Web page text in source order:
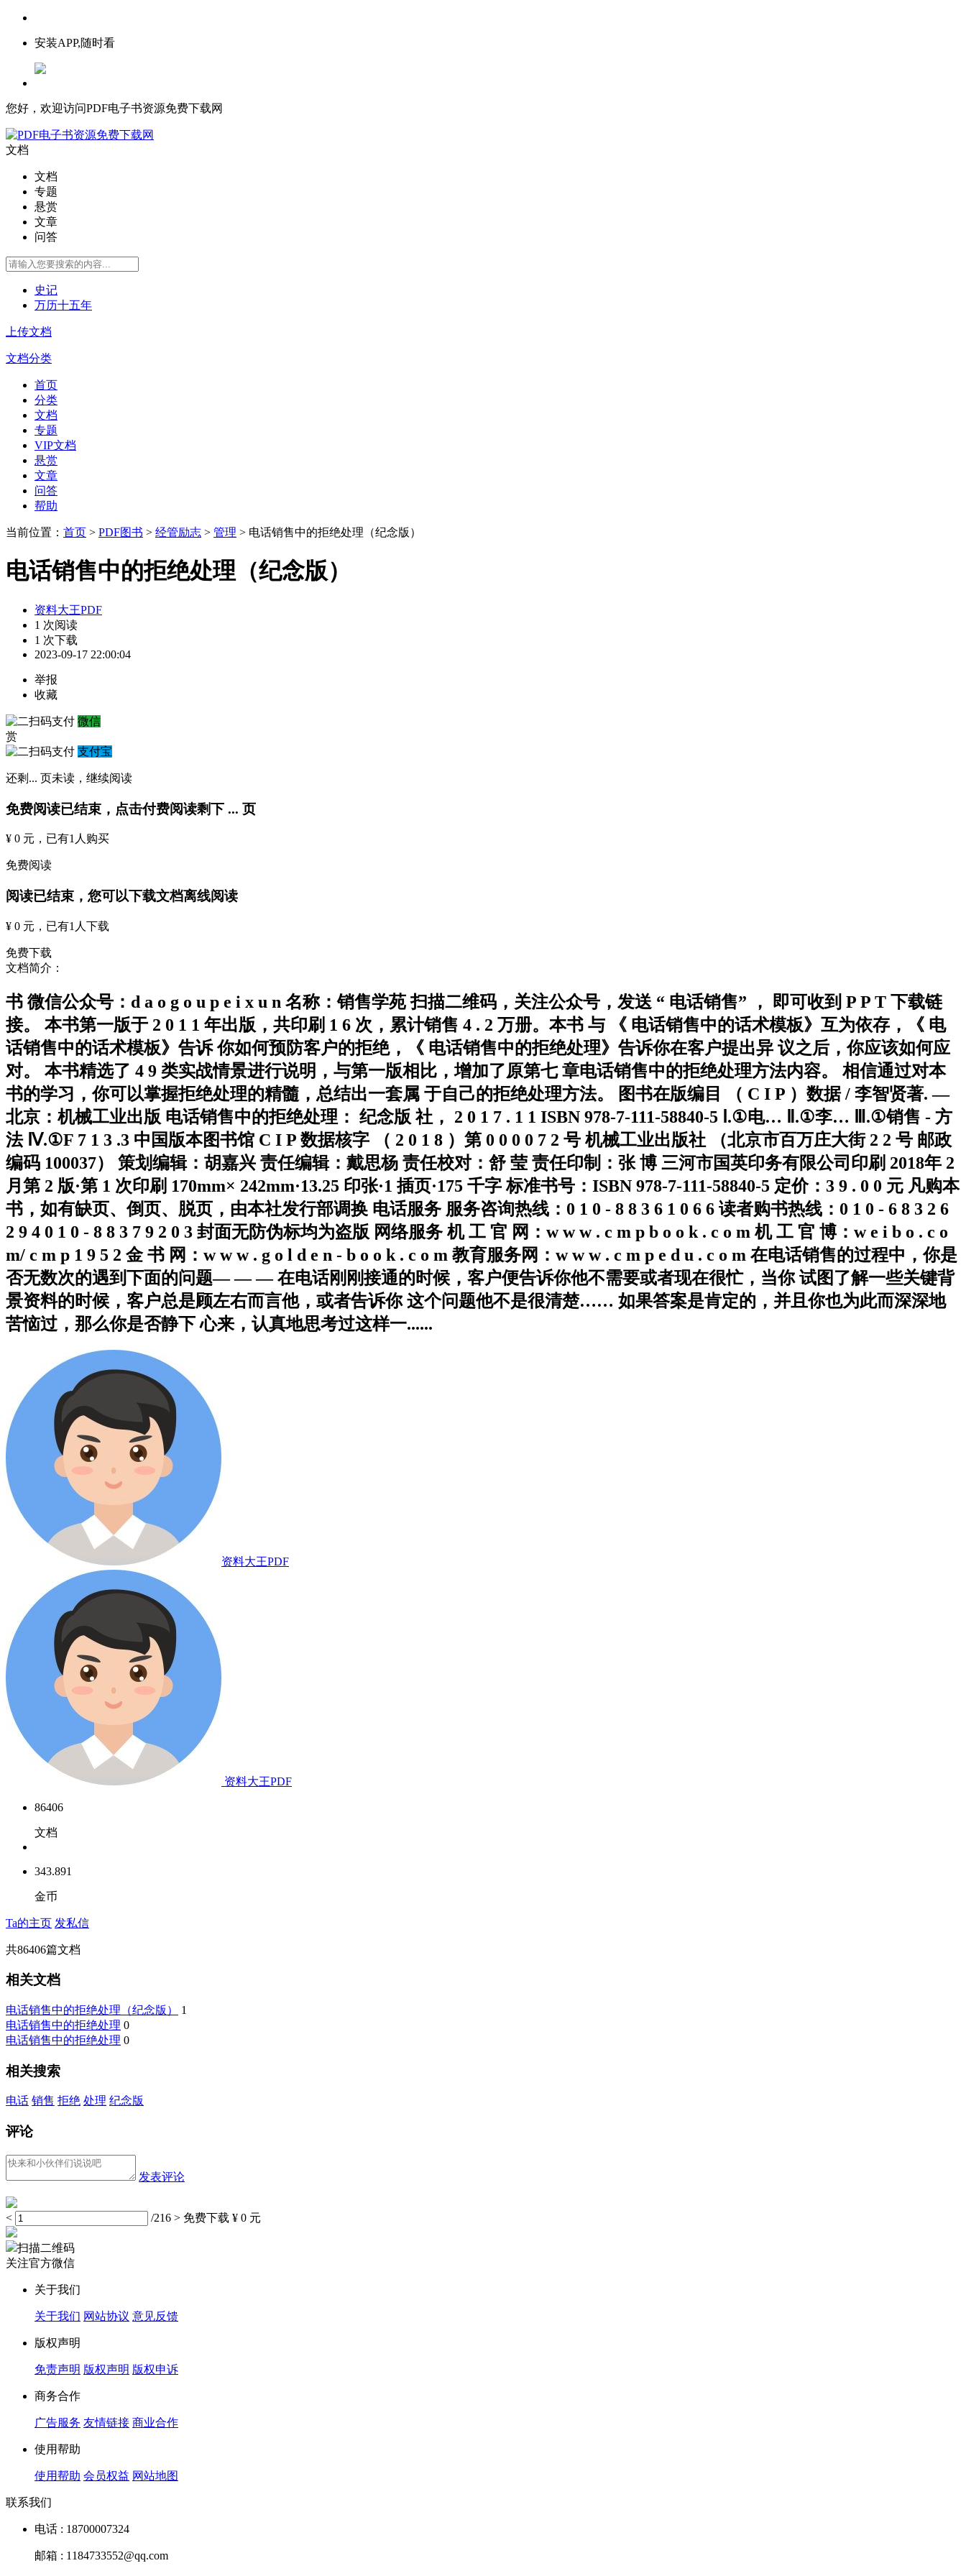
安装APP,随时看
您好，欢迎访问PDF电子书资源免费下载网
文档
文档
专题
悬赏
文章
问答
史记
万历十五年
上传文档
文档分类
首页
分类
文档
专题
VIP文档
悬赏
文章
问答
帮助
当前位置： 首页 > PDF图书 > 经管励志 > 管理 > 电话销售中的拒绝处理（纪念版）
电话销售中的拒绝处理（纪念版）
资料大王PDF
1 次阅读
1 次下载
2023-09-17 22:00:04
举报
收藏
微信
赏
支付宝
还剩 ... 页未读， 继续阅读
免费阅读已结束，点击付费阅读剩下 ... 页
¥ 0 元 ，已有1 人购买
免费阅读
阅读已结束，您可以下载文档离线阅读
¥ 0 元 ，已有1 人下载
免费下载
文档简介：
书 微信公众号：d a o g o u p e i x u n 名称：销售学苑 扫描二维码，关注公众号，发送 “ 电话销售” ， 即可收到 P P T 下载链
接。 本书第一版于 2 0 1 1 年出版，共印刷 1 6 次，累计销售 4 . 2 万册。本书 与 《 电话销售中的话术模板》互为依存，《 电
话销售中的话术模板》告诉 你如何预防客户的拒绝，《 电话销售中的拒绝处理》告诉你在客户提出异 议之后，你应该如何应
对。 本书精选了 4 9 类实战情景进行说明，与第一版相比，增加了原第七 章电话销售中的拒绝处理方法内容。 相信通过对本
书的学习，你可以掌握拒绝处理的精髓，总结出一套属 于自己的拒绝处理方法。 图书在版编目 （ C I P ）数据 / 李智贤著. —
北京：机械工业出版 电话销售中的拒绝处理： 纪念版 社， 2 0 1 7 . 1 1 ISBN 978-7-111-58840-5 Ⅰ.①电… Ⅱ.①李… Ⅲ.①销售 - 方
法 Ⅳ.①F 7 1 3 .3 中国版本图书馆 C I P 数据核字 （ 2 0 1 8 ）第 0 0 0 0 7 2 号 机械工业出版社 （北京市百万庄大街 2 2 号 邮政
编码 100037） 策划编辑：胡嘉兴 责任编辑：戴思杨 责任校对：舒 莹 责任印制：张 博 三河市国英印务有限公司印刷 2018年 2
月第 2 版·第 1 次印刷 170mm× 242mm·13.25 印张·1 插页·175 千字 标准书号：ISBN 978-7-111-58840-5 定价：3 9 . 0 0 元 凡购本
书，如有缺页、倒页、脱页，由本社发行部调换 电话服务 服务咨询热线：0 1 0 - 8 8 3 6 1 0 6 6 读者购书热线：0 1 0 - 6 8 3 2 6
2 9 4 0 1 0 - 8 8 3 7 9 2 0 3 封面无防伪标均为盗版 网络服务 机 工 官 网：w w w . c m p b o o k . c o m 机 工 官 博：w e i b o . c o
m/ c m p 1 9 5 2 金 书 网：w w w . g o l d e n - b o o k . c o m 教育服务网：w w w . c m p e d u . c o m 在电话销售的过程中，你是
否无数次的遇到下面的问题— — — 在电话刚刚接通的时候，客户便告诉你他不需要或者现在很忙，当你 试图了解一些关键背
景资料的时候，客户总是顾左右而言他，或者告诉你 这个问题他不是很清楚…… 如果答案是肯定的，并且你也为此而深深地
苦恼过，那么你是否静下 心来，认真地思考过这样一......
资料大王PDF
资料大王PDF
86406
文档
343.891
金币
Ta的主页 发私信
共86406篇文档
相关文档
电话销售中的拒绝处理（纪念版）
1
电话销售中的拒绝处理 0
电话销售中的拒绝处理 0
相关搜索
电话 销售 拒绝 处理 纪念版
评论
发表评论
< /216 > 免费下载 ¥ 0 元
扫描二维码
关注官方微信
关于我们
关于我们 网站协议 意见反馈
版权声明
免责声明 版权声明 版权申诉
商务合作
广告服务 友情链接 商业合作
使用帮助
使用帮助 会员权益 网站地图
联系我们
电话 : 18700007324
邮箱 : 1184733552@qq.com